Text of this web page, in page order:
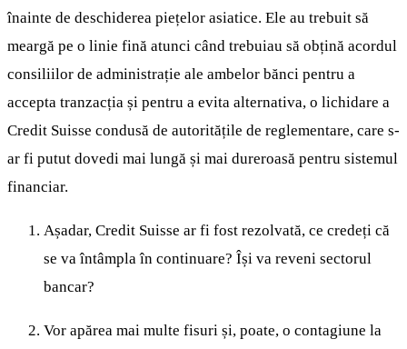
înainte de deschiderea piețelor asiatice. Ele au trebuit să
meargă pe o linie fină atunci când trebuiau să obțină acordul
consiliilor de administrație ale ambelor bănci pentru a
accepta tranzacția și pentru a evita alternativa, o lichidare a
Credit Suisse condusă de autoritățile de reglementare, care s-
ar fi putut dovedi mai lungă și mai dureroasă pentru sistemul
financiar.
Așadar, Credit Suisse ar fi fost rezolvată, ce credeți că
se va întâmpla în continuare? Își va reveni sectorul
bancar?
Vor apărea mai multe fisuri și, poate, o contagiune la